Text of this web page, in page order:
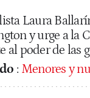
Laura
y urge a la
al poder de las
: Menores y